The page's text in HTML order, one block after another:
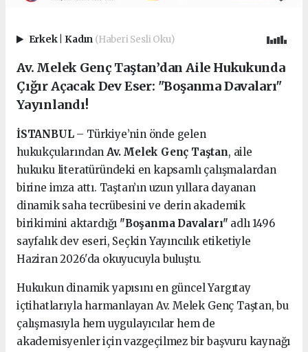
Erkek Kadın (Haberi Sesli Oku)
Av. Melek Genç Taştan’dan Aile Hukukunda
Çığır Açacak Dev Eser: "Boşanma Davaları"
Yayınlandı!
İSTANBUL– Türkiye’nin önde gelen
hukukçularından Av. Melek Genç Taştan, aile
hukuku literatüründeki en kapsamlı çalışmalardan
birine imza attı. Taştan’ın uzun yıllara dayanan
dinamik saha tecrübesini ve derin akademik
birikimini aktardığı "Boşanma Davaları" adlı 1496
sayfalık dev eseri, Seçkin Yayıncılık etiketiyle
Haziran 2026'da okuyucuyla buluştu.
Hukukun dinamik yapısını en güncel Yargıtay
içtihatlarıyla harmanlayan Av. Melek Genç Taştan, bu
çalışmasıyla hem uygulayıcılar hem de
akademisyenler için vazgeçilmez bir başvuru kaynağı